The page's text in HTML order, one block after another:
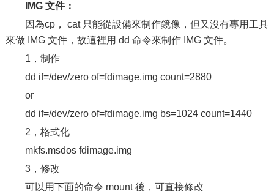
IMG 文件：
因為cp， cat 只能從設備來制作鏡像，但又沒有專用工具
來做 IMG 文件，故這裡用 dd 命令來制作 IMG 文件。
1，制作
dd if=/dev/zero of=fdimage.img count=2880
or
dd if=/dev/zero of=fdimage.img bs=1024 count=1440
2，格式化
mkfs.msdos fdimage.img
3，修改
可以用下面的命令 mount 後，可直接修改